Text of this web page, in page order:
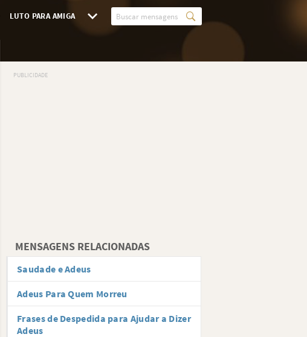
LUTO PARA AMIGA
MENSAGENS RELACIONADAS
Saudade e Adeus
Adeus Para Quem Morreu
Frases de Despedida para Ajudar a Dizer
Adeus